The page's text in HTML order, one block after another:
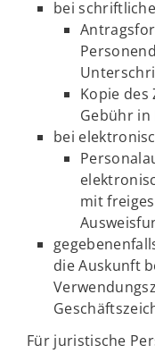
bei
Kopie des
Gebühr in
bei
mit
die Auskunft
Für juristische